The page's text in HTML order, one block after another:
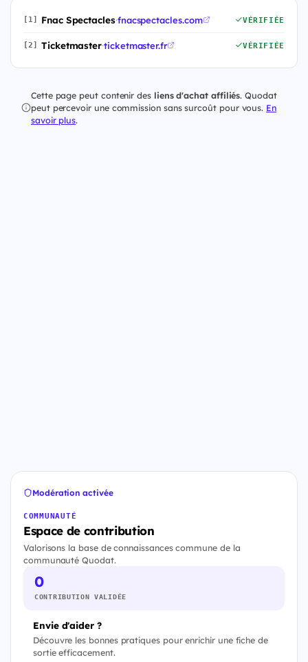
[1] Fnac Spectacles·fnacspectacles.com VÉRIFIÉE
[2] Ticketmaster·ticketmaster.fr VÉRIFIÉE
Cette page peut contenir des liens d'achat affiliés. Quodat
peut percevoir une commission sans surcoût pour vous. En
savoir plus.
Modération activée
COMMUNAUTÉ
Espace de contribution
Valorisons la base de connaissances commune de la
communauté Quodat.
0
CONTRIBUTION VALIDÉE
Envie d'aider ?
Découvre les bonnes pratiques pour enrichir une fiche de
sortie efficacement.